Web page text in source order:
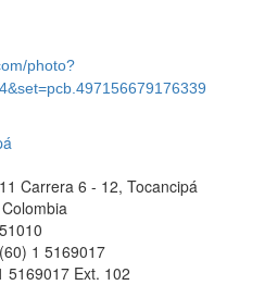
photo?
Carrera 6 - 12, Tocancipá
1 5169017
5169017 Ext. 102